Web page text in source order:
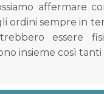
affermare
ordini sempre in
essere
insieme così